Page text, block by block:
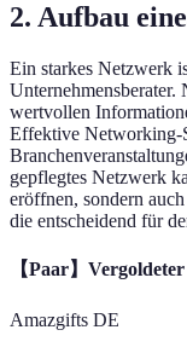
2. Aufbau
Ein starkes Netzwerk
wertvollen
Effektive Networking-
gepflegtes Netzwerk
eröffnen, sondern
die entscheidend für
【Paar】
Amazgifts DE